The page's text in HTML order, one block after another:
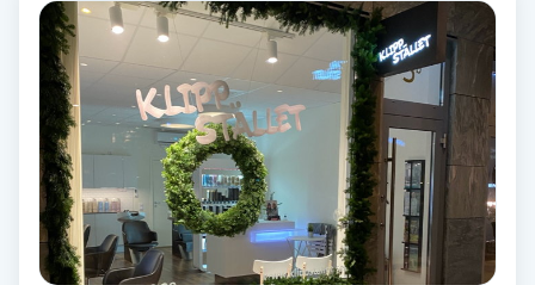
Cryoterapi
Damklippning
Dermapen
Diamantslipning